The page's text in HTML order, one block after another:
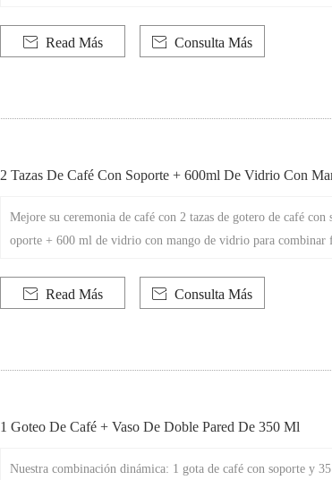
sea que estés en casa o en el viaje.
 Read Más  Consulta Más
2 Tazas De Café Con Soporte + 600ml De Vidrio Con
Mejore su ceremonia de café con 2 tazas de gotero de café con
oporte + 600 ml de vidrio con mango de vidrio para combinar
 Read Más  Consulta Más
1 Goteo De Café + Vaso De Doble Pared De 350 Ml
Nuestra combinación dinámica: 1 gota de café con soporte y 35